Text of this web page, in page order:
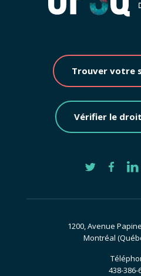
Trouver votre
Vérifier le
1200, Avenue
Montréal
438-386-